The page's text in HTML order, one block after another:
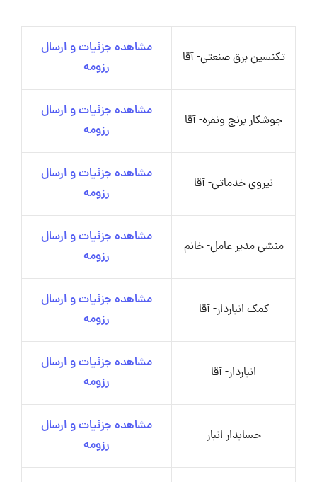
تکنسین برق صنعتی- آقا
مشاهده جزئیات و ارسال
رزومه
جوشکار برنج ونقره- آقا
مشاهده جزئیات و ارسال
رزومه
نیروی خدماتی- آقا
مشاهده جزئیات و ارسال
رزومه
منشی مدیر عامل- خانم
مشاهده جزئیات و ارسال
رزومه
کمک انباردار- آقا
مشاهده جزئیات و ارسال
رزومه
انباردار- آقا
مشاهده جزئیات و ارسال
رزومه
حسابدار انبار
مشاهده جزئیات و ارسال
رزومه